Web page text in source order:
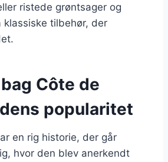
ristede grøntsager og
klassiske tilbehør, der
Côte de
popularitet
en rig historie, der går
hvor den blev anerkendt